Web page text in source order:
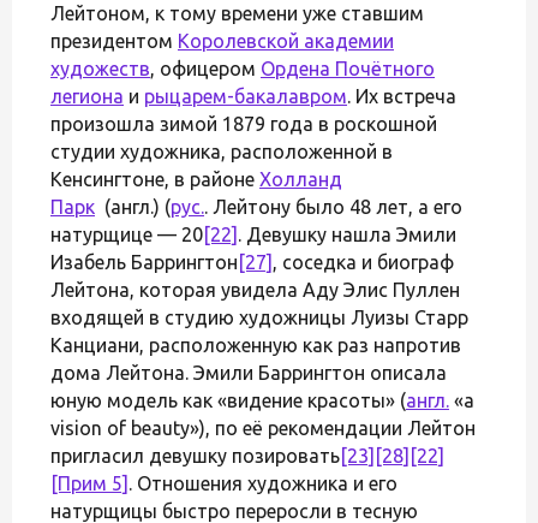
Лейтоном, к тому времени уже ставшим
президентом Королевской академии
художеств, офицером Ордена Почётного
легиона и рыцарем-бакалавром. Их встреча
произошла зимой 1879 года в роскошной
студии художника, расположенной в
Кенсингтоне, в районе Холланд
Парк (англ.) (рус.. Лейтону было 48 лет, а его
натурщице — 20[22] . Девушку нашла Эмили
Изабель Баррингтон [27] , соседка и биограф
Лейтона, которая увидела Аду Элис Пуллен
входящей в студию художницы Луизы Старр
Канциани, расположенную как раз напротив
дома Лейтона. Эмили Баррингтон описала
юную модель как «видение красоты» (англ. «a
vision of beauty»), по её рекомендации Лейтон
пригласил девушку позировать[23] [28] [22]
[Прим 5] . Отношения художника и его
натурщицы быстро переросли в тесную